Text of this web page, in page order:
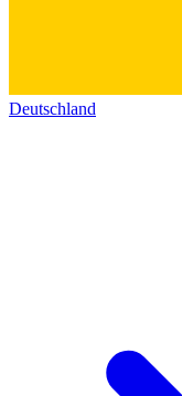
Deutschland